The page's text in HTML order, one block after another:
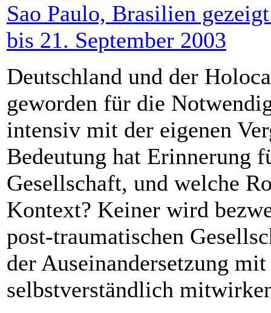
Sao Paulo, Brasilien
bis 21. September 2003
Deutschland und der
geworden für die
intensiv mit der eigenen
Bedeutung hat Erinnerung
Gesellschaft, und welche
Kontext? Keiner wird
post-traumatischen
der Auseinandersetzung
selbstverständlich